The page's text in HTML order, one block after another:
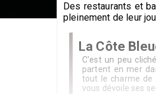
Des restaurants et
pleinement de leur
La Côte
C'est un peu
partent en mer
tout le charme de
vous dévoile ses